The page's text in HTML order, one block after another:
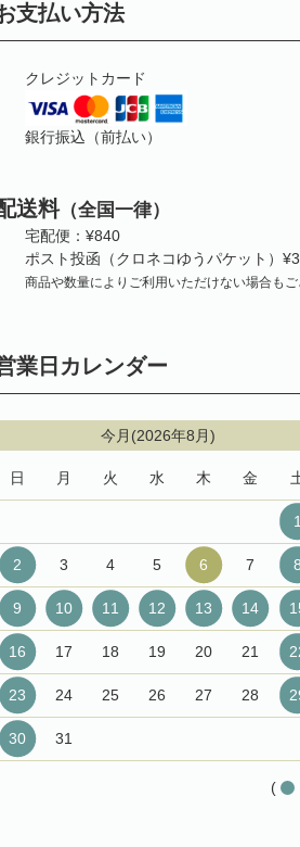
支払い方法
クレジットカード
銀行振込（前払い）
送料（全国一律）
宅配便：¥840
ポスト投函（クロネコゆうパケット）
商品や数量によりご利用いただけない場合も
業日カレンダー
今月(2026年8月)
日 月 火 水 木 金
1
2 3 4 5 6 7 8
9 10 11 12 13 14
16 17 18 19 20 21
23 24 25 26 27 28
30 31
(